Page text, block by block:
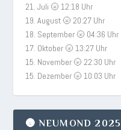
21. Juli 🌝 12:18 Uhr
19. August 🌝 20:27 Uhr
18. September 🌝 04:36 Uhr
17. Oktober 🌝 13:27 Uhr
15. November 🌝 22:30 Uhr
15. Dezember 🌝 10:03 Uhr
🌚 NEUMOND 2025